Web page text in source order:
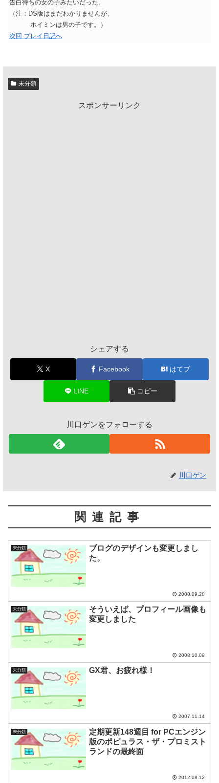
告白待ちの女の子みたいだった。
（注：DS版はまだわかりませんが、
ホイミンは男の子です。）
次回 プレイ日記へ
未分類
スポンサーリンク
シェアする
X Facebook はてブ
LINE コピー
川口ゲンをフォローする
川口ゲン
関連記事
未分類
ブログのデザインも変更しまし
た。
2008.09.28
未分類
そういえば、プロフィール画像も
変更しました
2008.10.09
未分類 GX君、お疲れ様！
2007.11.14
未分類
定期更新148週目 for PCエンジン
版のポピュラス・ザ・プロミスト
ランドの最終面
2012.08.12